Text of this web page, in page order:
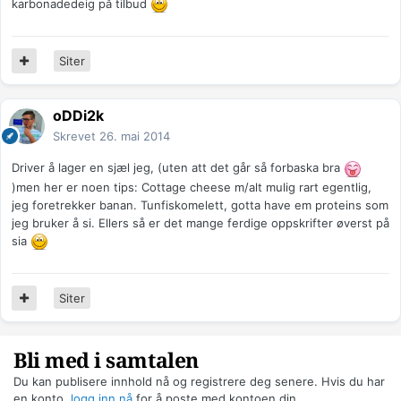
karbonadedeig på tilbud
Siter
oDDi2k
Skrevet 26. mai 2014
Driver å lager en sjæl jeg, (uten att det går så forbaska bra
)men her er noen tips: Cottage cheese m/alt mulig rart egentlig,
jeg foretrekker banan. Tunfiskomelett, gotta have em proteins som
jeg bruker å si. Ellers så er det mange ferdige oppskrifter øverst på
sia
Siter
Bli med i samtalen
Du kan publisere innhold nå og registrere deg senere. Hvis du har